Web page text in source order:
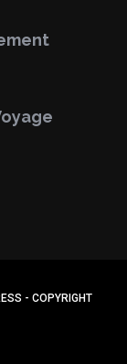
- COPYRIGHT